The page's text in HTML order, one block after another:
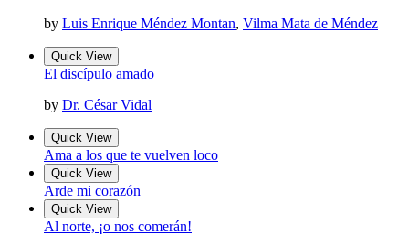
by Luis Enrique Méndez Montan, Vilma Mata de Méndez
Quick View
El discípulo amado
by Dr. César Vidal
Quick View
Ama a los que te vuelven loco
Quick View
Arde mi corazón
Quick View
Al norte, ¡o nos comerán!